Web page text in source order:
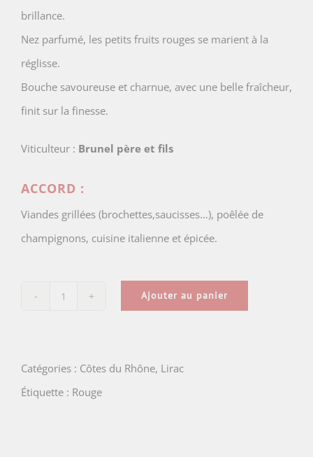
brillance.
Nez parfumé, les petits fruits rouges se marient à la
réglisse.
Bouche savoureuse et charnue, avec une belle fraîcheur,
finit sur la finesse.
Viticulteur : Brunel père et fils
ACCORD :
Viandes grillées (brochettes,saucisses…), poêlée de
champignons, cuisine italienne et épicée.
Ajouter au panier
Catégories : Côtes du Rhône, Lirac
Étiquette : Rouge